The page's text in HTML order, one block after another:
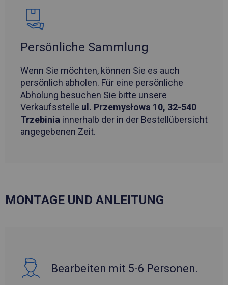
Persönliche Sammlung
Wenn Sie möchten, können Sie es auch
persönlich abholen. Für eine persönliche
Abholung besuchen Sie bitte unsere
Verkaufsstelle ul. Przemysłowa 10, 32-540
Trzebinia innerhalb der in der Bestellübersicht
angegebenen Zeit.
MONTAGE UND ANLEITUNG
Bearbeiten mit 5-6 Personen.